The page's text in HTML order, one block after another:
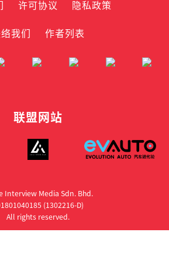
许可协议
隐私政策
我们
作者列表
联盟网站
Interview Media Sdn. Bhd.
(1302216­-D)
All rights reserved.